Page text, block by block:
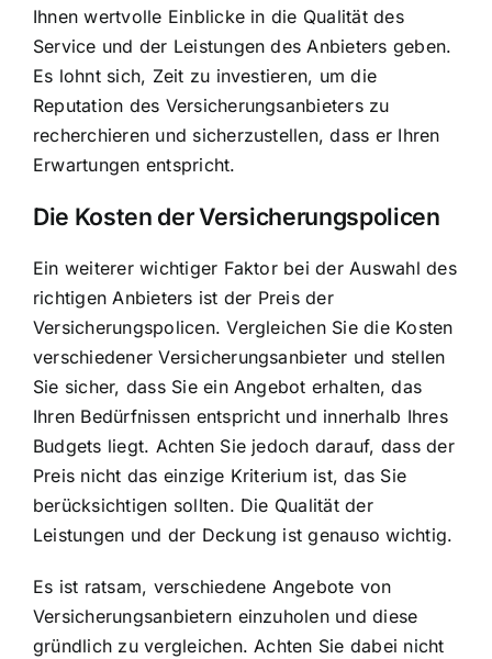
Ihnen wertvolle Einblicke in die Qualität des
Service und der Leistungen des Anbieters geben.
Es lohnt sich, Zeit zu investieren, um die
Reputation des Versicherungsanbieters zu
recherchieren und sicherzustellen, dass er Ihren
Erwartungen entspricht.
Die Kosten der Versicherungspolicen
Ein weiterer wichtiger Faktor bei der Auswahl des
richtigen Anbieters ist der Preis der
Versicherungspolicen. Vergleichen Sie die Kosten
verschiedener Versicherungsanbieter und stellen
Sie sicher, dass Sie ein Angebot erhalten, das
Ihren Bedürfnissen entspricht und innerhalb Ihres
Budgets liegt. Achten Sie jedoch darauf, dass der
Preis nicht das einzige Kriterium ist, das Sie
berücksichtigen sollten. Die Qualität der
Leistungen und der Deckung ist genauso wichtig.
Es ist ratsam, verschiedene Angebote von
Versicherungsanbietern einzuholen und diese
gründlich zu vergleichen. Achten Sie dabei nicht